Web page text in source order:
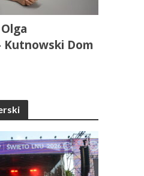
Kutnowski Dom